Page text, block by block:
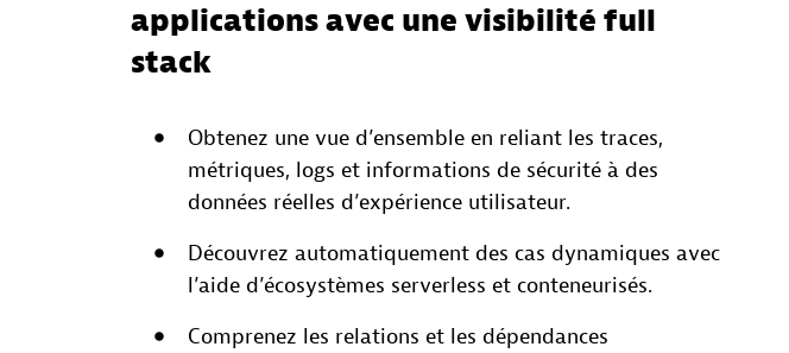
applications avec une visibilité full
stack
Obtenez une vue d’ensemble en reliant les traces,
métriques, logs et informations de sécurité à des
données réelles d’expérience utilisateur.
Découvrez automatiquement des cas dynamiques avec
l’aide d’écosystèmes serverless et conteneurisés.
Comprenez les relations et les dépendances